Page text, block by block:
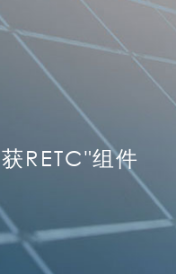
RETC"组件